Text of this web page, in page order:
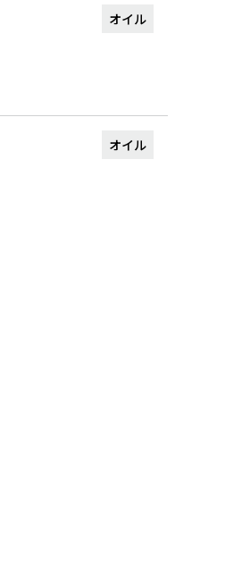
オイル
オイル